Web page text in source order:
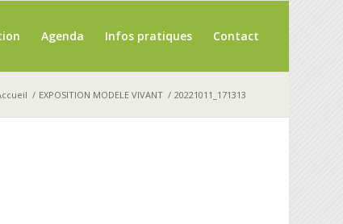
Agenda Infos pratiques Contact
/ EXPOSITION MODELE VIVANT / 20221011_171313